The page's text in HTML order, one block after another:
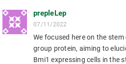
prepleLep
07/11/2022
We focused here on the
group protein, aiming to
Bmi1 expressing cells in the